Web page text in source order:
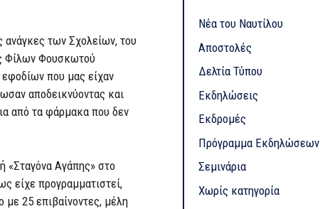
ανάγκες των Σχολείων, του
Φίλων Φουσκωτού
που μας είχαν
αποδεικνύοντας και
από τα φάρμακα που δεν
«Σταγόνα Αγάπης» στο
είχε προγραμματιστεί,
25 επιβαίνοντες, μέλη
Nέα του Ναυτίλου
Αποστολές
Δελτία Τύπου
Εκδηλώσεις
Εκδρομές
Πρόγραμμα Εκδηλώσεων
Σεμινάρια
Χωρίς κατηγορία